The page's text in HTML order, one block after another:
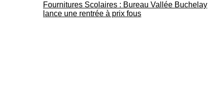
Fournitures Scolaires : Bureau Vallée Buchelay
lance une rentrée à prix fous